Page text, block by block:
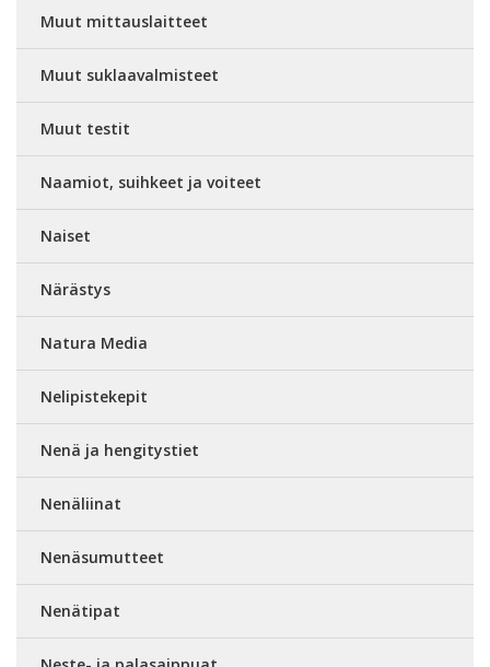
Muut mittauslaitteet
Muut suklaavalmisteet
Muut testit
Naamiot, suihkeet ja voiteet
Naiset
Närästys
Natura Media
Nelipistekepit
Nenä ja hengitystiet
Nenäliinat
Nenäsumutteet
Nenätipat